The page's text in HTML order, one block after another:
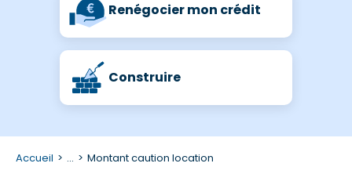
Renégocier mon crédit
Construire
Accueil ... Montant caution location